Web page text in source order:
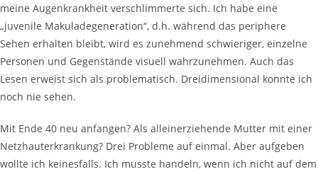
meine Augenkrankheit verschlimmerte sich. Ich habe eine
„juvenile Makuladegeneration“, d.h. während das periphere
Sehen erhalten bleibt, wird es zunehmend schwieriger, einzelne
Personen und Gegenstände visuell wahrzunehmen. Auch das
Lesen erweist sich als problematisch. Dreidimensional konnte ich
noch nie sehen.
Mit Ende 40 neu anfangen? Als alleinerziehende Mutter mit einer
Netzhauterkrankung? Drei Probleme auf einmal. Aber aufgeben
wollte ich keinesfalls. Ich musste handeln, wenn ich nicht auf dem